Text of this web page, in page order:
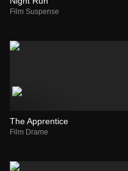
Film Suspense
The Apprentice
Film Drame